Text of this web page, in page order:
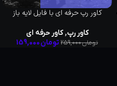
کاور رپ حرفه ای با فایل لایه باز
کاور رپ,کاور حرفه ای
تومان259,000 تومان